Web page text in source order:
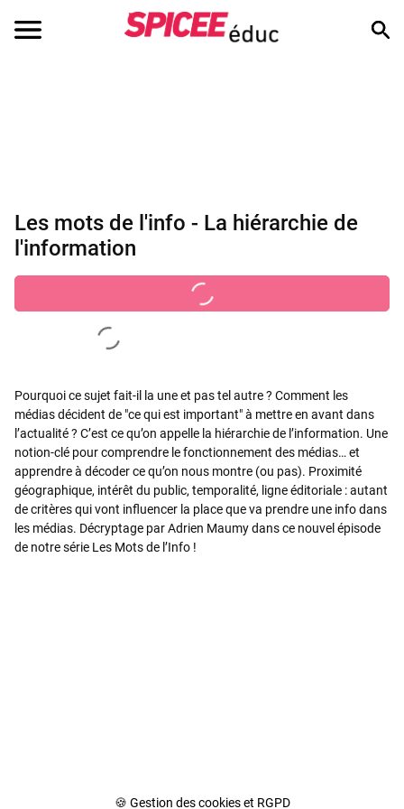
Les mots de l'info - La hiérarchie de
l'information
Pourquoi ce sujet fait-il la une et pas tel autre ? Comment les
médias décident de "ce qui est important" à mettre en avant dans
l’actualité ? C’est ce qu’on appelle la hiérarchie de l’information. Une
notion-clé pour comprendre le fonctionnement des médias… et
apprendre à décoder ce qu’on nous montre (ou pas). Proximité
géographique, intérêt du public, temporalité, ligne éditoriale : autant
de critères qui vont influencer la place que va prendre une info dans
les médias. Décryptage par Adrien Maumy dans ce nouvel épisode
de notre série Les Mots de l’Info !
🍪 Gestion des cookies et RGPD